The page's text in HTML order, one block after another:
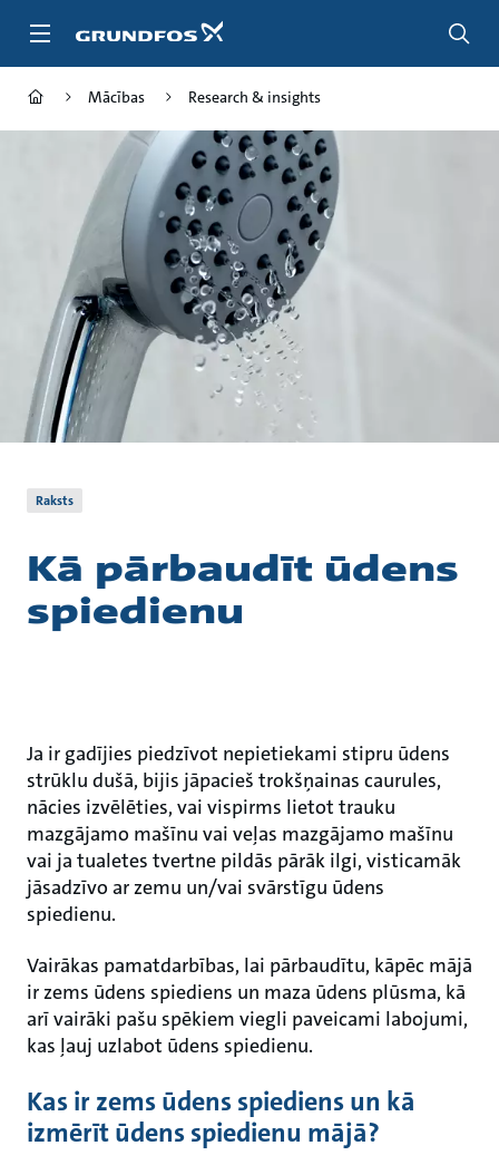
Mācības Research & insights
Raksts
Kā pārbaudīt ūdens
spiedienu
Ja ir gadījies piedzīvot nepietiekami stipru ūdens
strūklu dušā, bijis jāpacieš trokšņainas caurules,
nācies izvēlēties, vai vispirms lietot trauku
mazgājamo mašīnu vai veļas mazgājamo mašīnu
vai ja tualetes tvertne pildās pārāk ilgi, visticamāk
jāsadzīvo ar zemu un/vai svārstīgu ūdens
spiedienu.
Vairākas pamatdarbības, lai pārbaudītu, kāpēc mājā
ir zems ūdens spiediens un maza ūdens plūsma, kā
arī vairāki pašu spēkiem viegli paveicami labojumi,
kas ļauj uzlabot ūdens spiedienu.
Kas ir zems ūdens spiediens un kā
izmērīt ūdens spiedienu mājā?